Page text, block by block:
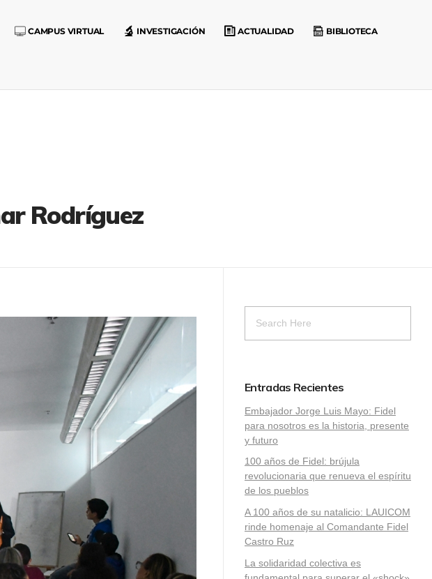
CAMPUS VIRTUAL INVESTIGACIÓN ACTUALIDAD BIBLIOTECA
Rodríguez
Entradas Recientes
Embajador Jorge Luis Mayo: Fidel
para nosotros es la historia, presente
y futuro
100 años de Fidel: brújula
revolucionaria que renueva el espíritu
de los pueblos
A 100 años de su natalicio: LAUICOM
rinde homenaje al Comandante Fidel
Castro Ruz
La solidaridad colectiva es